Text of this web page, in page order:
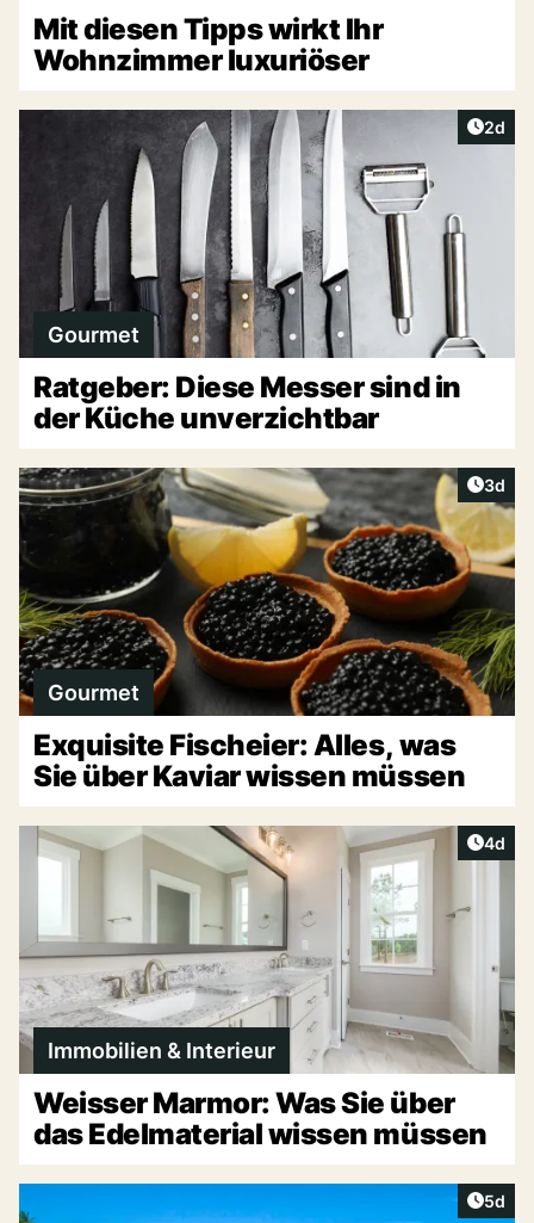
Mit diesen Tipps wirkt Ihr
Wohnzimmer luxuriöser
2d
Gourmet
Ratgeber: Diese Messer sind in
der Küche unverzichtbar
3d
Gourmet
Exquisite Fischeier: Alles, was
Sie über Kaviar wissen müssen
4d
Immobilien & Interieur
Weisser Marmor: Was Sie über
das Edelmaterial wissen müssen
5d